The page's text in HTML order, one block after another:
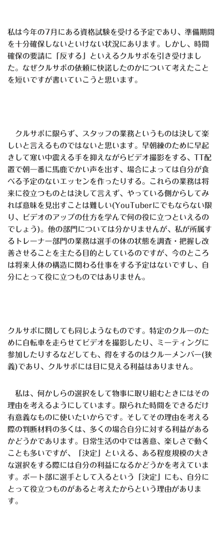
私は今年の7月にある資格試験を受ける予定であり、準備期間
を十分確保しないといけない状況にあります。しかし、時間
確保の要請に「反する」といえるクルサポを引き受けまし
た。なぜクルサポの依頼に快諾したのかについて考えたこと
を短いですが書いていこうと思います。
クルサポに限らず、スタッフの業務というものは決して楽
しいと言えるものではないと思います。早朝練のために早起
きして寒い中震える手を抑えながらビデオ撮影をする、TT配
置で朝一番に馬鹿でかい声を出す、場合によっては自分が食
べる予定のないエッセンを作ったりする。これらの業務は将
来に役立つものとは決して言えず、やっている側からしてみ
れば意味を見出すことは難しい(YouTuberにでもならない限
り、ビデオのアップの仕方を学んで何の役に立つといえるの
でしょう)。他の部門については分かりませんが、私が所属す
るトレーナー部門の業務は選手の体の状態を調査・把握し改
善させることを主たる目的としているのですが、今のところ
は将来人体の構造に関わる仕事をする予定はないですし、自
分にとって役に立つものではありません。
クルサポに関しても同じようなものです。特定のクルーのた
めに自転車を走らせてビデオを撮影したり、ミーティングに
参加したりするなどしても、得をするのはクルーメンバー(狭
義)であり、クルサポには目に見える利益はありません。
私は、何かしらの選択をして物事に取り組むときにはその
理由を考えるようにしています。限られた時間をできるだけ
有意義なものに使いたいからです。そしてその理由を考える
際の判断材料の多くは、多くの場合自分に対する利益がある
かどうかであります。日常生活の中では善意、楽しさで動く
ことも多いですが、「決定」といえる、ある程度規模の大き
な選択をする際には自分の利益になるかどうかを考えていま
す。ボート部に選手として入るという「決定」にも、自分に
とって役立つものがあると考えたからという理由がありま
す。